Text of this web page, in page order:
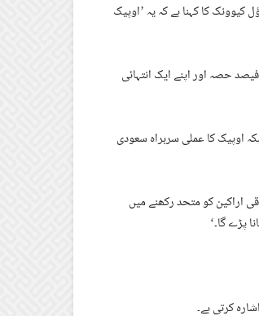
کیوونک کا کہنا ہے کہ یہ ’اوپیک
ان کا کہنا ہے کہ ’متحدہ عرب امارات کی علیحدگی سے اوپیک اپنی پیداواری صلاحیت کا تقریباً 15 فیصد حصہ اور اپنے ایک انتہائی
29 لاکھ بیرل تیل پیدا کرتا ہے، جبکہ اوپیک کا عملی سربراہ سعودی
اراکین کو متحد رکھنے میں
پڑے گا۔‘
کرتی ہے۔